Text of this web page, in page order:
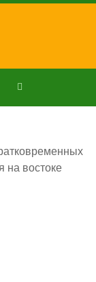
на востоке